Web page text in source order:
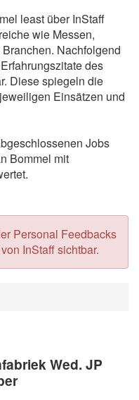
least über InStaff
wie Messen,
Nachfolgend
des
Diese spiegeln die
Einsätzen und
Jobs
Bommel mit
Personal Feedbacks
InStaff sichtbar.
Wed. JP